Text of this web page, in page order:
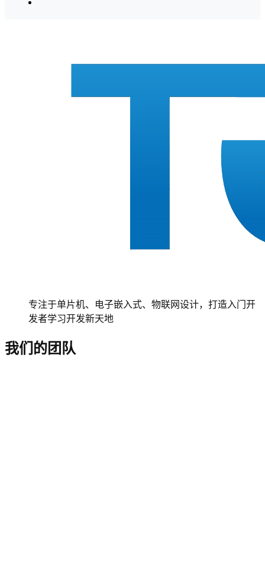
专注于单片机、电子嵌入式、物联网设计，打造入门开
发者学习开发新天地
我们的团队